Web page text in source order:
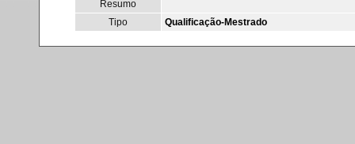
Resumo
Tipo
Qualificação-Mestrado